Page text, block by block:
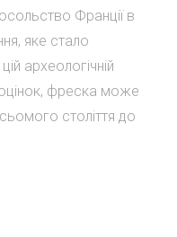
Франції в
яке стало
археологічній
оцінок, фреска може
століття до